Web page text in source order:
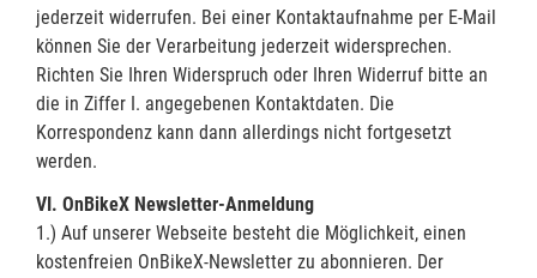
jederzeit widerrufen. Bei einer Kontaktaufnahme per E-Mail
können Sie der Verarbeitung jederzeit widersprechen.
Richten Sie Ihren Widerspruch oder Ihren Widerruf bitte an
die in Ziffer I. angegebenen Kontaktdaten. Die
Korrespondenz kann dann allerdings nicht fortgesetzt
werden.
VI. OnBikeX Newsletter-Anmeldung
1.) Auf unserer Webseite besteht die Möglichkeit, einen
kostenfreien OnBikeX-Newsletter zu abonnieren. Der